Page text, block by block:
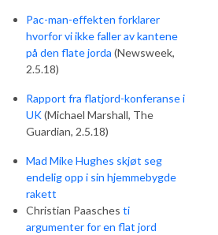
Pac-man-effekten forklarer
hvorfor vi ikke faller av kantene
på den flate jorda (Newsweek,
2.5.18)
Rapport fra flatjord-konferanse i
UK(Michael Marshall, The
Guardian, 2.5.18)
Mad Mike Hughes skjøt seg
endelig opp i sin hjemmebygde
rakett
Christian Paasches ti
argumenter for en flat jord